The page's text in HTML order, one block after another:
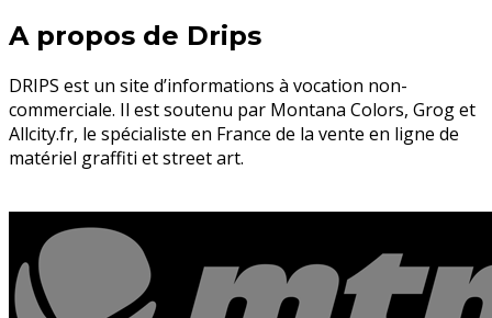
A propos de Drips
DRIPS est un site d’informations à vocation non-
commerciale. Il est soutenu par Montana Colors, Grog et
Allcity.fr, le spécialiste en France de la vente en ligne de
matériel graffiti et street art.